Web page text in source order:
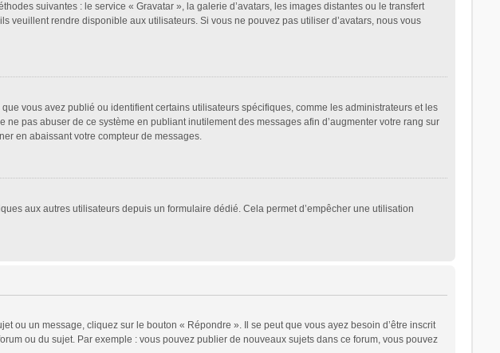
suivantes : le service « Gravatar », la galerie d’avatars, les images distantes ou le transfert
veuillent rendre disponible aux utilisateurs. Si vous ne pouvez pas utiliser d’avatars, nous vous
vous avez publié ou identifient certains utilisateurs spécifiques, comme les administrateurs et les
pas abuser de ce système en publiant inutilement des messages afin d’augmenter votre rang sur
en abaissant votre compteur de messages.
aux autres utilisateurs depuis un formulaire dédié. Cela permet d’empêcher une utilisation
ou un message, cliquez sur le bouton « Répondre ». Il se peut que vous ayez besoin d’être inscrit
ou du sujet. Par exemple : vous pouvez publier de nouveaux sujets dans ce forum, vous pouvez